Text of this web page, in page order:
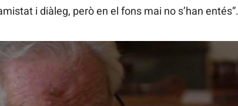
i diàleg, però en el fons mai no s’han entés”.